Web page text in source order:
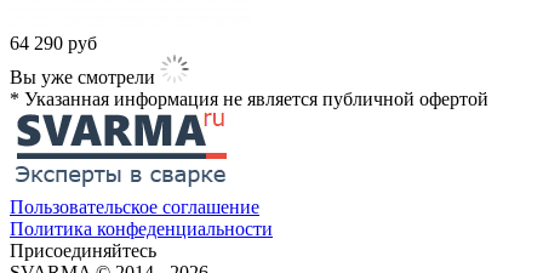
64 290 руб
Вы уже смотрели
* Указанная информация не является публичной офертой​
Пользовательское соглашение
Политика конфеденциальности
Присоединяйтесь